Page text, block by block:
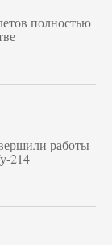
полностью
работы
214